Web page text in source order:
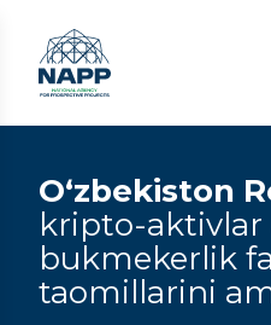
O‘zbekiston
kripto-aktivlar
bukmekerlik
taomillarini